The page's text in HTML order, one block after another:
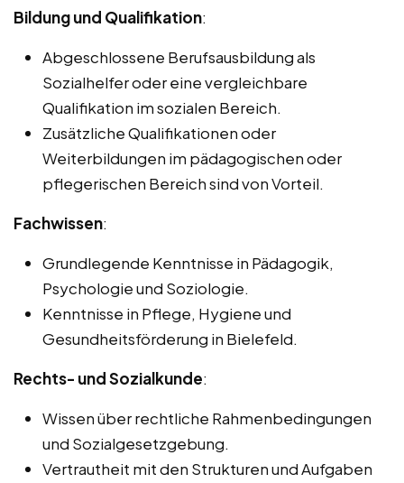
Bildung und Qualifikation:
Abgeschlossene Berufsausbildung als
Sozialhelfer oder eine vergleichbare
Qualifikation im sozialen Bereich.
Zusätzliche Qualifikationen oder
Weiterbildungen im pädagogischen oder
pflegerischen Bereich sind von Vorteil.
Fachwissen:
Grundlegende Kenntnisse in Pädagogik,
Psychologie und Soziologie.
Kenntnisse in Pflege, Hygiene und
Gesundheitsförderung in Bielefeld.
Rechts- und Sozialkunde:
Wissen über rechtliche Rahmenbedingungen
und Sozialgesetzgebung.
Vertrautheit mit den Strukturen und Aufgaben